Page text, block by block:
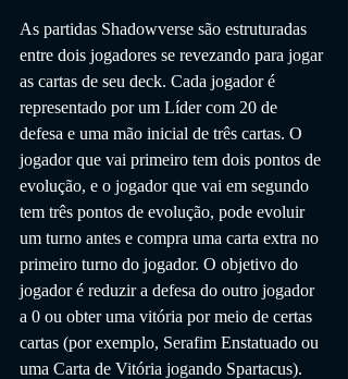
As partidas Shadowverse são estruturadas
entre dois jogadores se revezando para jogar
as cartas de seu deck. Cada jogador é
representado por um Líder com 20 de
defesa e uma mão inicial de três cartas. O
jogador que vai primeiro tem dois pontos de
evolução, e o jogador que vai em segundo
tem três pontos de evolução, pode evoluir
um turno antes e compra uma carta extra no
primeiro turno do jogador. O objetivo do
jogador é reduzir a defesa do outro jogador
a 0 ou obter uma vitória por meio de certas
cartas (por exemplo, Serafim Enstatuado ou
uma Carta de Vitória jogando Spartacus).